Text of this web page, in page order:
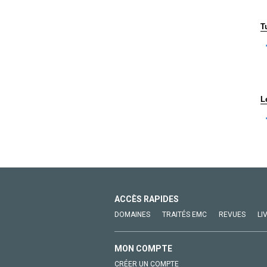
ACCÈS RAPIDES
DOMAINES TRAITÉS EMC REVUES
MON COMPTE
CRÉER UN COMPTE